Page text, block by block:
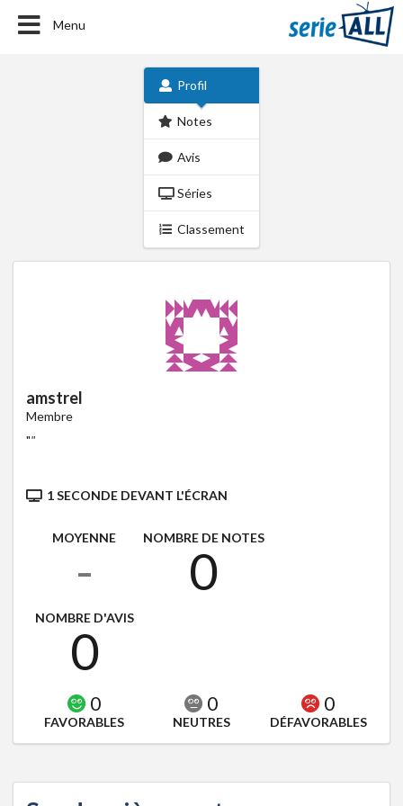
Menu
Profil
Notes
Avis
Séries
Classement
amstrel
Membre
""
1 SECONDE DEVANT L'ÉCRAN
MOYENNE
-
NOMBRE DE NOTES
0
NOMBRE D'AVIS
0
0
FAVORABLES
0
NEUTRES
0
DÉFAVORABLES